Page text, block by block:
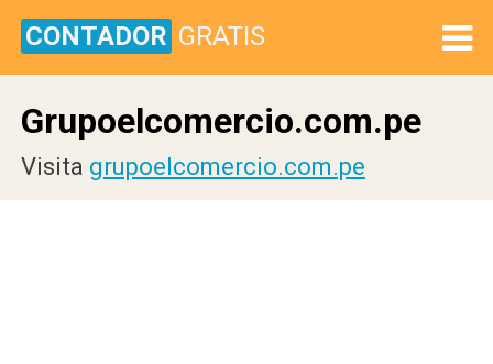
CONTADOR GRATIS
Grupoelcomercio.com.pe
Visita grupoelcomercio.com.pe